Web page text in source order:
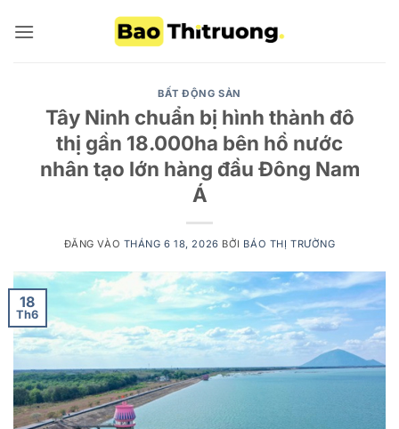
qua
BẤT ĐỘNG SẢN
Tây Ninh chuẩn bị hình thành đô
thị gần 18.000ha bên hồ nước
nhân tạo lớn hàng đầu Đông Nam
Á
ĐĂNG VÀO THÁNG 6 18, 2026 BỞI BÁO THỊ TRƯỜNG
18
Th6